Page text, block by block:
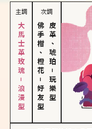
主調
大馬士革玫瑰－浪漫型
次調
佛手柑、橙花
－
好友型
皮革、琥珀
－
玩樂型